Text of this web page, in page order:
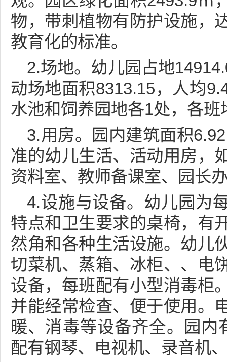
物，带刺植物有防护设施，
教育化的标准。
2.场地。幼儿园占地
动场地面积8313.15，人均
水池和饲养园地各1处，各
3.用房。园内建筑面积
准的幼儿生活、活动用房，
资料室、教师备课室、园长
4.设施与设备。幼儿园为
特点和卫生要求的桌椅，有
然角和各种生活设施。幼儿
切菜机、蒸箱、冰柜、、电
设备，每班配有小型消毒柜
并能经常检查、便于使用。
暖、消毒等设备齐全。园
配有钢琴、电视机、录音机